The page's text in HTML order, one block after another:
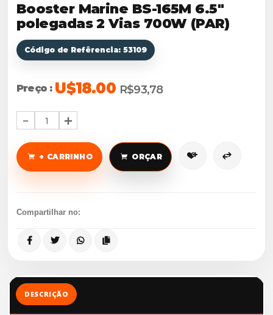
Booster Marine BS-165M 6.5"
polegadas 2 Vias 700W (PAR)
Código de Refêrencia: 53109
Preço : U$18.00 R$93,78
1
+ CARRINHO ORÇAR
Compartilhar no:
DESCRIÇÃO